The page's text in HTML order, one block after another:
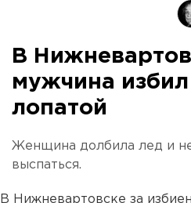
В
мужчина
лопатой
Женщина долбила лед и
выспаться.
В Нижневартовске за